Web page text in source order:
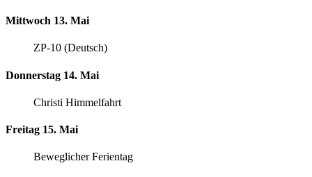
Mittwoch 13. Mai
ZP-10 (Deutsch)
Donnerstag 14. Mai
Christi Himmelfahrt
Freitag 15. Mai
Beweglicher Ferientag